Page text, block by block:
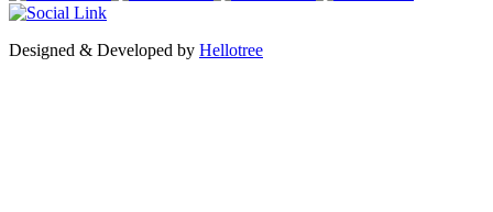
Designed & Developed by Hellotree